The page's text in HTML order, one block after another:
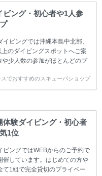
ーンを行っています。 ベーシ
1日間+eラーニング 最安値キ
込) ￥16800(税込) 器材 / 送
イビング...
ビング・初心者や1人参
ビングでは沖縄本島中北部、
のダイビングスポットへご案
少人数の参加がほとんどのプ
るようにリフレッシュダイビン
います。お1人様も初心者の方
ビングの全てのコース費が
ンタルが50%OFFになります。
ァンダイビング ￥13800(税
イト / タンク / 送迎...
でおすすめのスキューバショップ
体験ダイビング・初心者
1位
ビングではWEBからのご予約で
催しています。はじめての方や
て1組で完全貸切のプライベー